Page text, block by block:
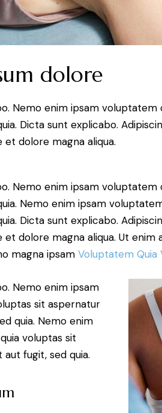
dolore
Nemo enim ipsam voluptatem
Dicta sunt explicabo.
dolore magna aliqua.
Nemo enim ipsam voluptatem
Nemo enim ipsam
Dicta sunt explicabo.
dolore magna aliqua. Ut
magna ipsam Voluptatem Quia
Nemo enim ipsam
sit aspernatur
quia. Nemo enim
voluptas sit
fugit, sed quia.